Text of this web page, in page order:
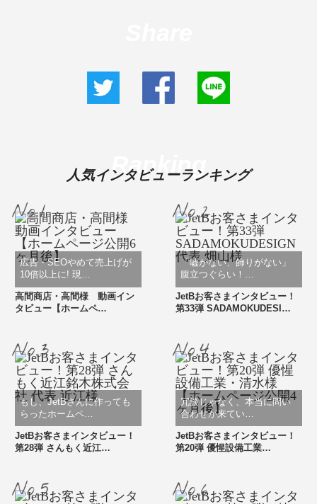
人気インタビューランキング
Ranking
広告・SEOやめて売上げが
10倍以上に! 現…
高間商店・高間様 動画イン
タビュー【ホームペ…
「嘘がない、飾りがない」
腹立つぐらい！…
JetBお客さまインタビュー！
第33弾 SADAMOKUDESI…
もし、JetBさんに作っても
らったホームペ…
JetBお客さまインタビュー！
第28弾 さんもく近江…
冗談じゃなく、本当に問い
合わせが来てい…
JetBお客さまインタビュー！
第20弾 優惺設備工業…